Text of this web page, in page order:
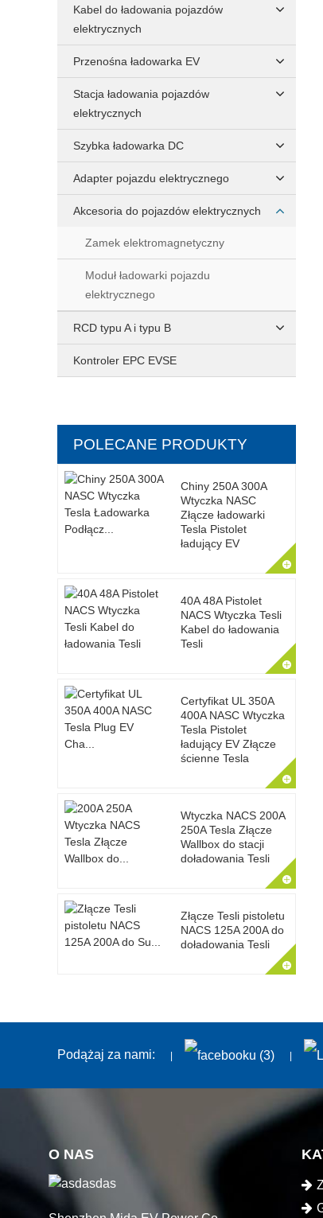
Kabel do ładowania pojazdów
elektrycznych
Przenośna ładowarka EV
Stacja ładowania pojazdów
elektrycznych
Szybka ładowarka DC
Adapter pojazdu elektrycznego
Akcesoria do pojazdów elektrycznych
Zamek elektromagnetyczny
Moduł ładowarki pojazdu
elektrycznego
RCD typu A i typu B
Kontroler EPC EVSE
POLECANE PRODUKTY
Chiny 250A 300A
Wtyczka NASC
Złącze ładowarki
Tesla Pistolet
ładujący EV
40A 48A Pistolet
NACS Wtyczka Tesli
Kabel do ładowania
Tesli
Certyfikat UL 350A
400A NASC Wtyczka
Tesla Pistolet
ładujący EV Złącze
ścienne Tesla
Wtyczka NACS 200A
250A Tesla Złącze
Wallbox do stacji
doładowania Tesli
Złącze Tesli pistoletu
NACS 125A 200A do
doładowania Tesli
Podążaj za nami:
O NAS